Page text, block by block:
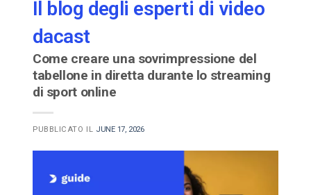
Il blog degli esperti di video
dacast
Come creare una sovrimpressione del
tabellone in diretta durante lo streaming
di sport online
PUBBLICATO IL JUNE 17, 2026